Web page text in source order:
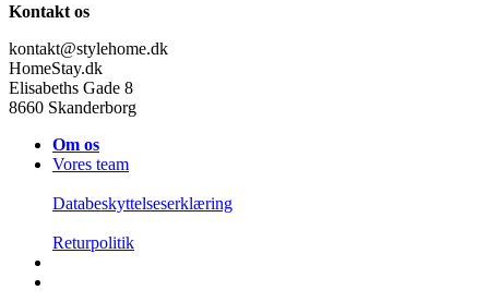
Kontakt os
kontakt@stylehome.dk
HomeStay.dk
Elisabeths Gade 8
8660 Skanderborg
Om os
Vores team
Databeskyttelseserklæring
Returpolitik